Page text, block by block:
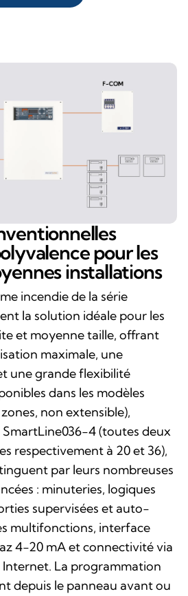
pour les
installations
incendie de la série
la solution idéale pour les
et moyenne taille, offrant
maximale, une
une grande flexibilité
dans les modèles
non extensible),
4 (toutes deux
respectivement à 20 et 36),
par leurs nombreuses
: minuteries, logiques
supervisées et auto-
multifonctions, interface
4-20 mA et connectivité via
Internet. La programmation
depuis le panneau avant ou